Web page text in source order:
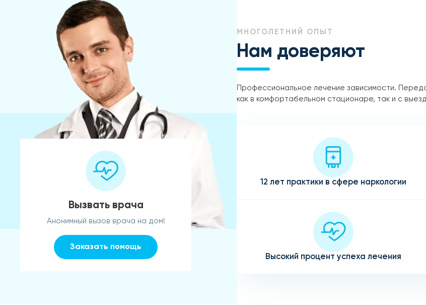
Вызвать врача
Анонимный вызов врача на дом!
Заказать помощь
МНОГОЛЕТНИЙ ОПЫТ
Нам доверяют
Профессиональное лечение зависимости.
как в комфортабельном стационаре, так и с
12 лет практики в сфере наркологии
Высокий процент успеха лечения